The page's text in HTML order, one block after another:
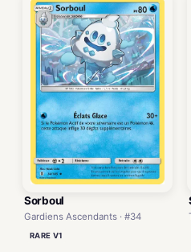
Sorboul
Gardiens Ascendants · #34
RARE V1